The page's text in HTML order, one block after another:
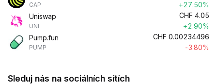
CAP
+27.50%
Uniswap
UNI
CHF 4.05
+2.90%
Pump.fun
PUMP
CHF 0.00234496
-3.80%
Sleduj nás na sociálních sítích